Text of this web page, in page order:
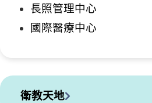
長照管理中心
國際醫療中心
衛教天地